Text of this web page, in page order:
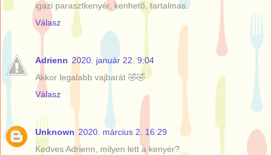
igazi parasztkenyér, kenhető, tartalmas.
Válasz
Adrienn 2020. január 22. 9:04
Akkor legalabb vajbarát 🤣🤣
Válasz
Unknown 2020. március 2. 16:29
Kedves Adrienn, milyen lett a kenyér?